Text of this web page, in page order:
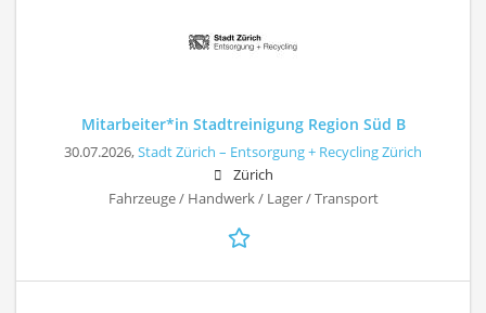
Mitarbeiter*in Stadtreinigung Region Süd B
30.07.2026,Stadt Zürich – Entsorgung + Recycling Zürich
Zürich
Fahrzeuge / Handwerk / Lager / Transport